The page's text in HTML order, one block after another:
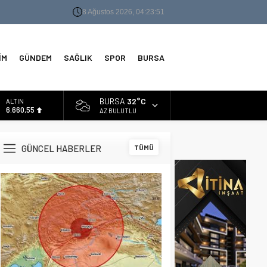
8 Ağustos 2026, 04:23:51
GÜNDEM SAĞLIK SPOR BURSA
ALTIN
6.660,55
EURO
55,1881
BURSA 32°C
AZ BULUTLU
GÜNCEL HABERLER TÜMÜ